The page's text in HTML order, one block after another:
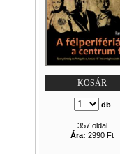
KOSÁR
db
357 oldal
Ára: 2990 Ft